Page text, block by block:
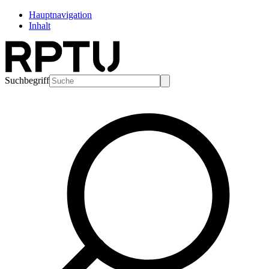
Hauptnavigation
Inhalt
Suchbegriff